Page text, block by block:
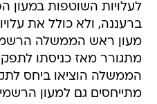
לעלויות השוטפות
ברעננה, ולא כולל את
מעון ראש הממשלה הרשמי
מתגורר מאז כניסתו
הממשלה הוציאו ביחס
מתייחסים גם למעון